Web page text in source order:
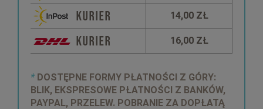
14,00 ZŁ
16,00 ZŁ
* DOSTĘPNE FORMY PŁATNOŚCI Z GÓRY:
BLIK, EKSPRESOWE PŁATNOŚCI Z BANKÓW,
PAYPAL, PRZELEW. POBRANIE ZA DOPŁATĄ